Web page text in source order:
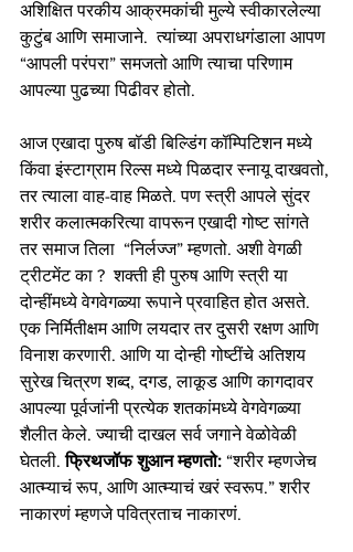
अशिक्षित परकीय आक्रमकांची मुल्ये स्वीकारलेल्या
कुटुंब आणि समाजाने.  त्यांच्या अपराधगंडाला आपण
“आपली परंपरा” समजतो आणि त्याचा परिणाम
आपल्या पुढच्या पिढीवर होतो.
आज एखादा पुरुष बॉडी बिल्डिंग कॉम्पिटिशन मध्ये
किंवा इंस्टाग्राम रिल्स मध्ये पिळदार स्नायू दाखवतो,
तर त्याला वाह-वाह मिळते. पण स्त्री आपले सुंदर
शरीर कलात्मकरित्या वापरून एखादी गोष्ट सांगते
तर समाज तिला  “निर्लज्ज” म्हणतो. अशी वेगळी
ट्रीटमेंट का ?  शक्ती ही पुरुष आणि स्त्री या
दोन्हींमध्ये वेगवेगळ्या रूपाने प्रवाहित होत असते.
एक निर्मितीक्षम आणि लयदार तर दुसरी रक्षण आणि
विनाश करणारी. आणि या दोन्ही गोष्टींचे अतिशय
सुरेख चित्रण शब्द, दगड, लाकूड आणि कागदावर
आपल्या पूर्वजांनी प्रत्येक शतकांमध्ये वेगवेगळ्या
शैलीत केले. ज्याची दाखल सर्व जगाने वेळोवेळी
घेतली. फ्रिथजॉफ शुआन म्हणतो: “शरीर म्हणजेच
आत्म्याचं रूप, आणि आत्म्याचं खरं स्वरूप.” शरीर
नाकारणं म्हणजे पवित्रताच नाकारणं.